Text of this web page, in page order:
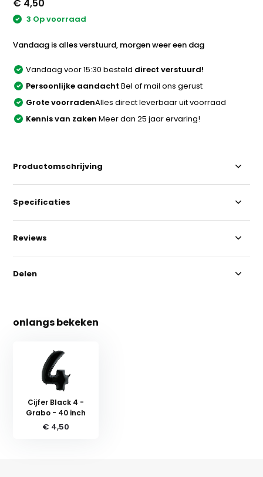
€ 4,50
3 Op voorraad
Vandaag is alles verstuurd, morgen weer een dag
Vandaag voor 15:30 besteld direct verstuurd!
Persoonlijke aandacht Bel of mail ons gerust
Grote voorradenAlles direct leverbaar uit voorraad
Kennis van zaken Meer dan 25 jaar ervaring!
Productomschrijving
Specificaties
Reviews
Delen
onlangs bekeken
Cijfer Black 4 -
Grabo - 40 inch
€ 4,50